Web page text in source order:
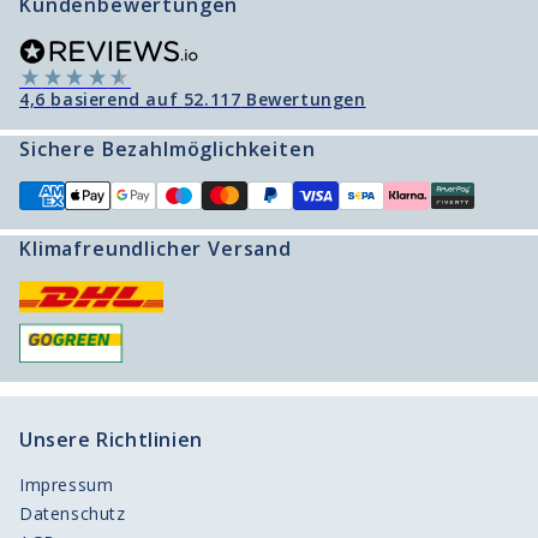
Telefon:+49 897 879 790 3000
Sendungsverfolgung
Retourenportal
Freunde werben Freunde
Produktberater
4,6 basierend auf 52.117 Bewertungen
Sichere Bezahlmöglichkeiten
Klimafreundlicher Versand
Unsere Richtlinien
Impressum
Datenschutz